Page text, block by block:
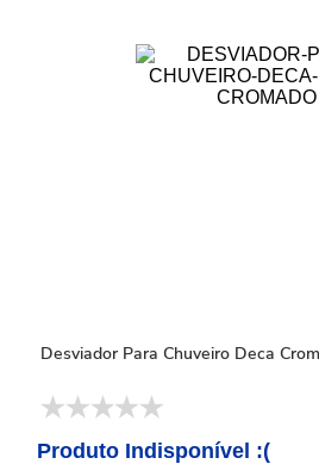
Desviador Para Chuveiro Deca
Produto Indisponível :(